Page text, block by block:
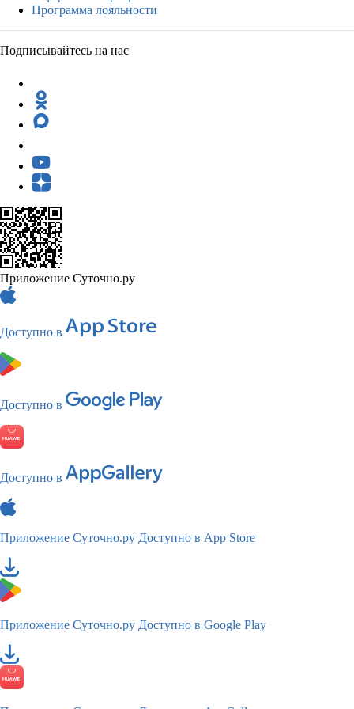
Программа лояльности
Подписывайтесь на нас
Приложение Суточно.ру
Доступно в
Доступно в
Доступно в
Приложение Суточно.ру Доступно в App Store
Приложение Суточно.ру Доступно в Google Play